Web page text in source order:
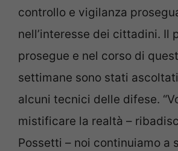
controllo e vigilanza
nell’interesse dei cittadini. Il
prosegue e nel corso di
settimane sono stati
alcuni tecnici delle difese.
mistificare la realtà –
Possetti – noi continuiamo a